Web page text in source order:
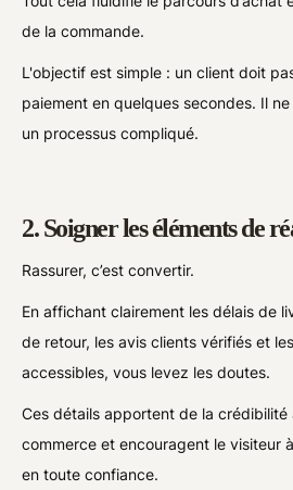
de la commande.
L'objectif est simple : un client doit
paiement en quelques secondes. Il
un processus compliqué.
2. Soigner les éléments de
Rassurer, c’est convertir.
En affichant clairement les délais de
de retour, les avis clients vérifiés et
accessibles, vous levez les doutes.
Ces détails apportent de la
commerce et encouragent le visiteur
en toute confiance.